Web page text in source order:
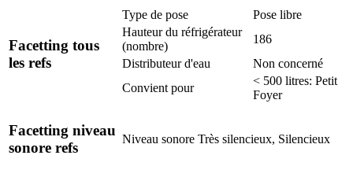
Facetting tous
les refs
Type de pose
Pose libre
Hauteur du réfrigérateur
(nombre)
186
Distributeur d'eau
Non concerné
Convient pour
< 500 litres: Petit
Foyer
Facetting niveau
sonore refs
Niveau sonore Très silencieux, Silencieux